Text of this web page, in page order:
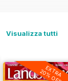
Visualizza tutti
EXTRA
20% OFF